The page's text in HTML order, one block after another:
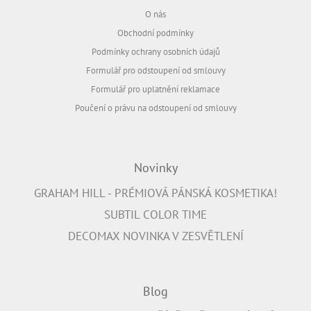
O nás
Obchodní podmínky
Podmínky ochrany osobních údajů
Formulář pro odstoupení od smlouvy
Formulář pro uplatnění reklamace
Poučení o právu na odstoupení od smlouvy
Novinky
GRAHAM HILL - PRÉMIOVÁ PÁNSKÁ KOSMETIKA!
SUBTIL COLOR TIME
DECOMAX NOVINKA V ZESVĚTLENÍ
Blog